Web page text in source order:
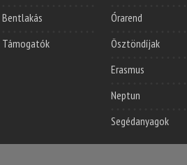
Bentlakás
Támogatók
Órarend
Ösztöndíjak
Erasmus
Neptun
Segédanyagok